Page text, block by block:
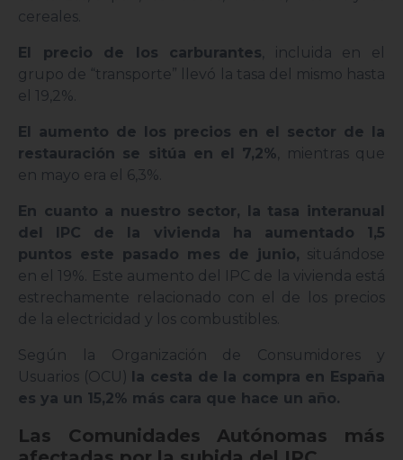
cereales.
El precio de los carburantes, incluida en el
grupo de “transporte” llevó la tasa del mismo hasta
el 19,2%.
El aumento de los precios en el sector de la
restauración se sitúa en el 7,2%, mientras que
en mayo era el 6,3%.
En cuanto a nuestro sector, la tasa interanual
del IPC de la vivienda ha aumentado 1,5
puntos este pasado mes de junio, situándose
en el 19%. Este aumento del IPC de la vivienda está
estrechamente relacionado con el de los precios
de la electricidad y los combustibles.
Según la Organización de Consumidores y
Usuarios (OCU)
la cesta de la compra en España
es ya un 15,2% más cara que hace un año.
Las Comunidades Autónomas más